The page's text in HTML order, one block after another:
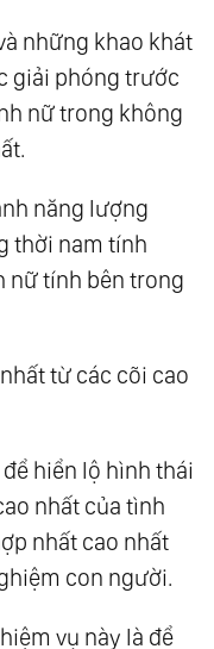
những khao khát
giải phóng trước
nữ trong không
năng lượng
thời nam tính
nữ tính bên trong
từ các cõi cao
hiển lộ hình thái
nhất của tình
nhất cao nhất
con người.
vụ này là để